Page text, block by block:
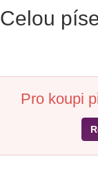
Celou
Pro koupi